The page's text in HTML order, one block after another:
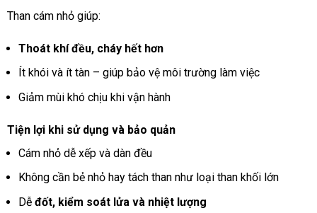
Than cám nhỏ giúp:
Thoát khí đều, cháy hết hơn
Ít khói và ít tàn – giúp bảo vệ môi trường làm việc
Giảm mùi khó chịu khi vận hành
Tiện lợi khi sử dụng và bảo quản
Cám nhỏ dễ xếp và dàn đều
Không cần bẻ nhỏ hay tách than như loại than khối lớn
Dễ đốt, kiểm soát lửa và nhiệt lượng